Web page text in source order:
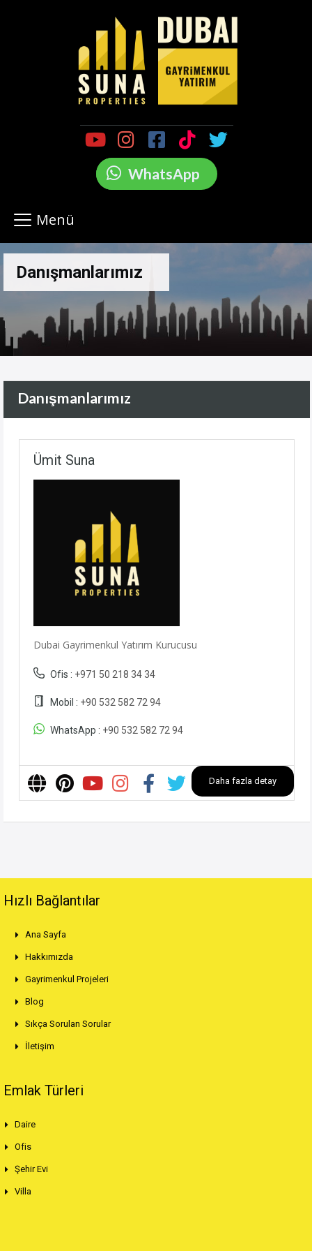
WhatsApp
Menü
Danışmanlarımız
Danışmanlarımız
Ümit Suna
Dubai Gayrimenkul Yatırım Kurucusu
Ofis : +971 50 218 34 34
Mobil : +90 532 582 72 94
WhatsApp : +90 532 582 72 94
Daha fazla detay
Hızlı Bağlantılar
Ana Sayfa
Hakkımızda
Gayrimenkul Projeleri
Blog
Sıkça Sorulan Sorular
İletişim
Emlak Türleri
Daire
Ofis
Şehir Evi
Villa